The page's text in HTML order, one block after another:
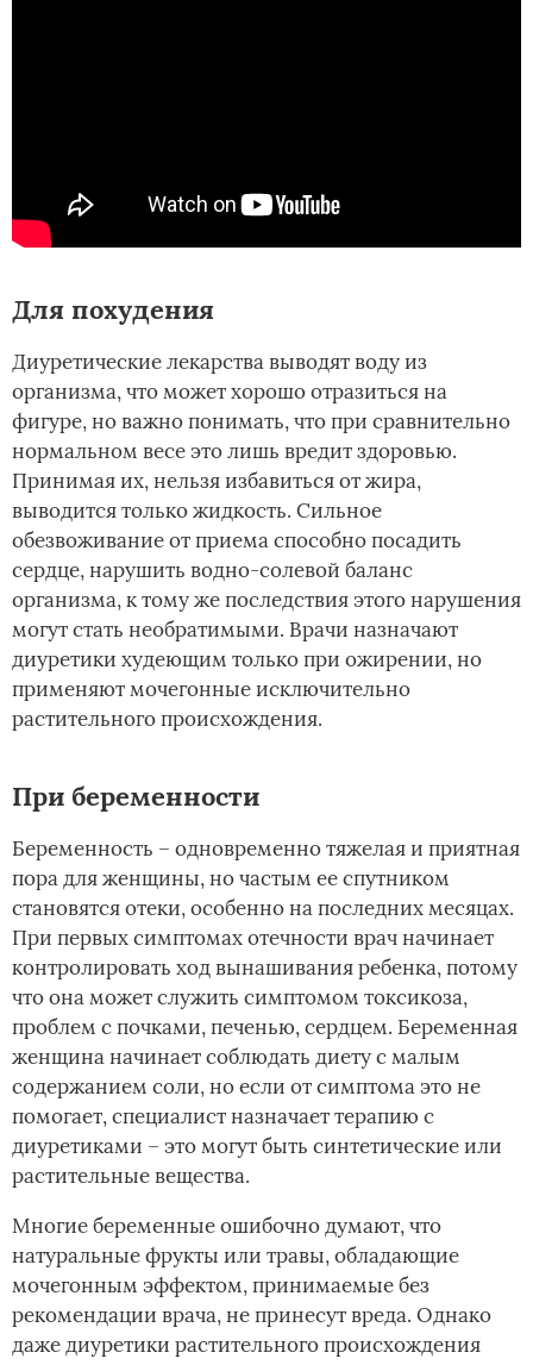
Для похудения
Диуретические лекарства выводят воду из
организма, что может хорошо отразиться на
фигуре, но важно понимать, что при сравнительно
нормальном весе это лишь вредит здоровью.
Принимая их, нельзя избавиться от жира,
выводится только жидкость. Сильное
обезвоживание от приема способно посадить
сердце, нарушить водно-солевой баланс
организма, к тому же последствия этого нарушения
могут стать необратимыми. Врачи назначают
диуретики худеющим только при ожирении, но
применяют мочегонные­ исключительно
растительного происхождения.
При беременности
Беременность – одновременно тяжелая и приятная
пора для женщины, но частым ее спутником
становятся отеки, особенно на последних месяцах.
При первых симптомах отечности врач начинает
контролировать ход вынашивания ребенка, потому
что она может служить симптомом токсикоза,
проблем с почками, печенью, сердцем. Беременная
женщина начинает соблюдать диету с малым
содержанием соли, но если от симптома это не
помогает, специалист назначает терапию с
диуретиками – это могут быть синтетические или
растительные вещества.
Многие беременные ошибочно думают, что
натуральные фрукты или травы, обладающие
мочегонным эффектом, принимаемые без
рекомендации врача, не принесут вреда. Однако
даже диуретики растительного происхождения